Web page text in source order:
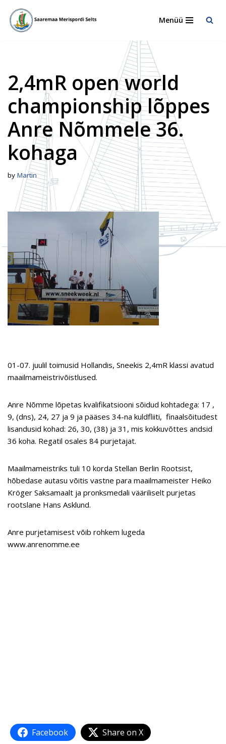
Skip
Menüü
2,4mR open world
championship lõppes
Anre Nõmmele 36.
kohaga
by Martin
01-07. juulil toimusid Hollandis, Sneekis 2,4mR klassi avatud
maailmameistrivõistlused.
Anre Nõmme lõpetas kvalifikatsiooni sõidud kohtadega: 17 ,
9, (dns), 24, 27 ja 9 ja pääses 34-na kuldfliiti, finaalsõitudest
lisandusid kohad: 26, 30, (38) ja 31, mis kokkuvõttes andsid
36 koha. Regatil osales 84 purjetajat.
Maailmameistriks tuli 10 korda Stellan Berlin Rootsist,
hõbedase autasu võitis vastne para maailmameister Heiko
Kröger Saksamaalt ja pronksmedali vääriliselt purjetas
rootslane Hans Asklund.
Anre purjetamisest võib rohkem lugeda
www.anrenomme.ee
Facebook
Share on X